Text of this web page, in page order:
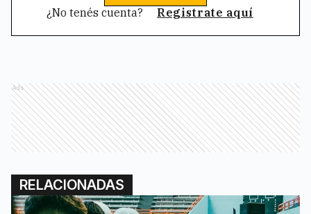
¿No tenés cuenta? Registrate aquí
Ads
RELACIONADAS